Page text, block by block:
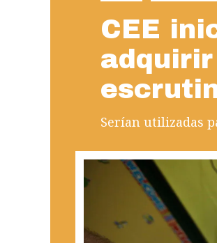
CEE
adquirir
Serían utilizadas